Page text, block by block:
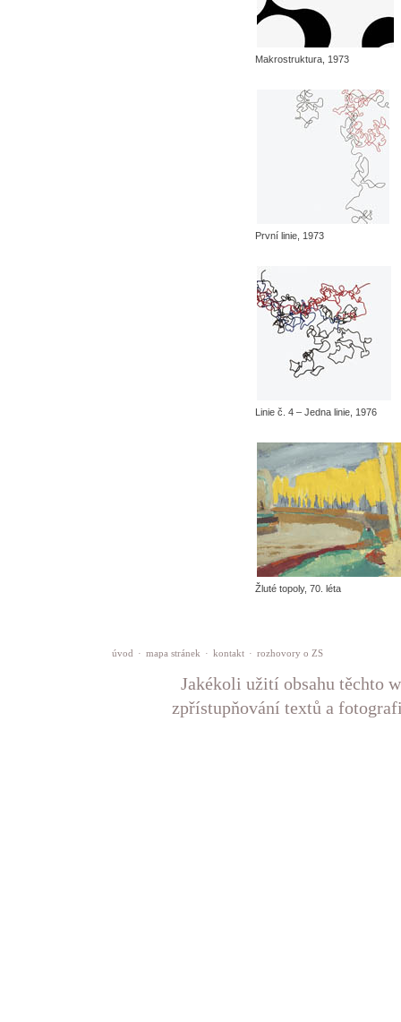
Makrostruktura, 1973
První linie, 1973
Linie č. 4 – Jedna linie, 1976
Žluté topoly, 70. léta
úvod · mapa stránek · kontakt · rozhovory o ZS
Jakékoli užití obsahu těchto
zpřístupňování textů a